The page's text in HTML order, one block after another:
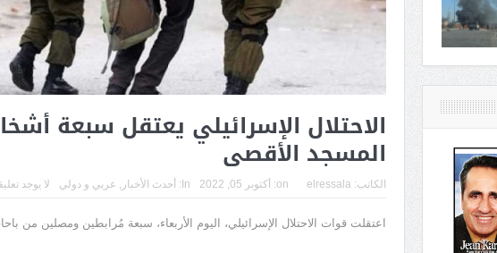
الاحتلال الإسرائيلي يعتقل سبعة
المسجد الأقصى
الكاتب: elressala
on: أكتوبر 05, 2022 In: أحدث الأخبار عربي و دولي لا يوجد
اعتقلت قوات الاحتلال الإسرائيلي، اليوم الأربعاء، سبعة مُرابطين ومصلين من